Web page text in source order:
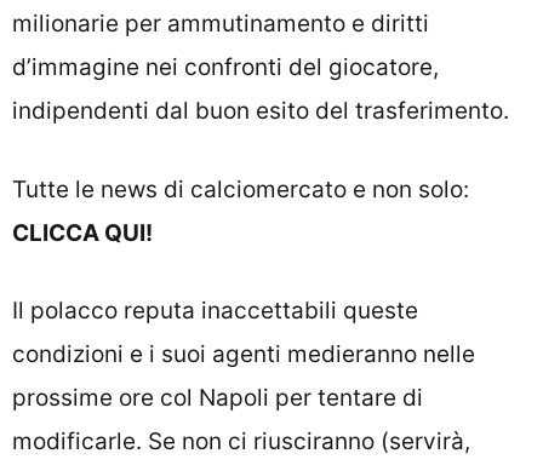
milionarie per ammutinamento e diritti
d’immagine nei confronti del giocatore,
indipendenti dal buon esito del trasferimento.
Tutte le news di calciomercato e non solo:
CLICCA QUI!
Il polacco reputa inaccettabili queste
condizioni e i suoi agenti medieranno nelle
prossime ore col Napoli per tentare di
modificarle. Se non ci riusciranno (servirà,